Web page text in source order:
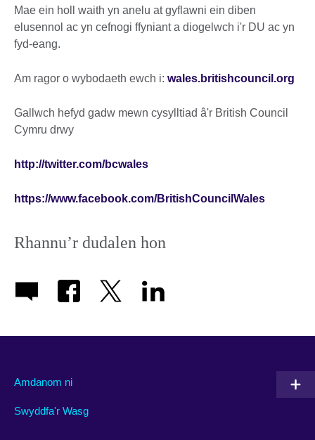
Mae ein holl waith yn anelu at gyflawni ein diben
elusennol ac yn cefnogi ffyniant a diogelwch i'r DU ac yn
fyd-eang.
Am ragor o wybodaeth ewch i: wales.britishcouncil.org
Gallwch hefyd gadw mewn cysylltiad â'r British Council
Cymru drwy
http://twitter.com/bcwales
https://www.facebook.com/BritishCouncilWales
Rhannu’r dudalen hon
Amdanom ni
Swyddfa'r Wasg